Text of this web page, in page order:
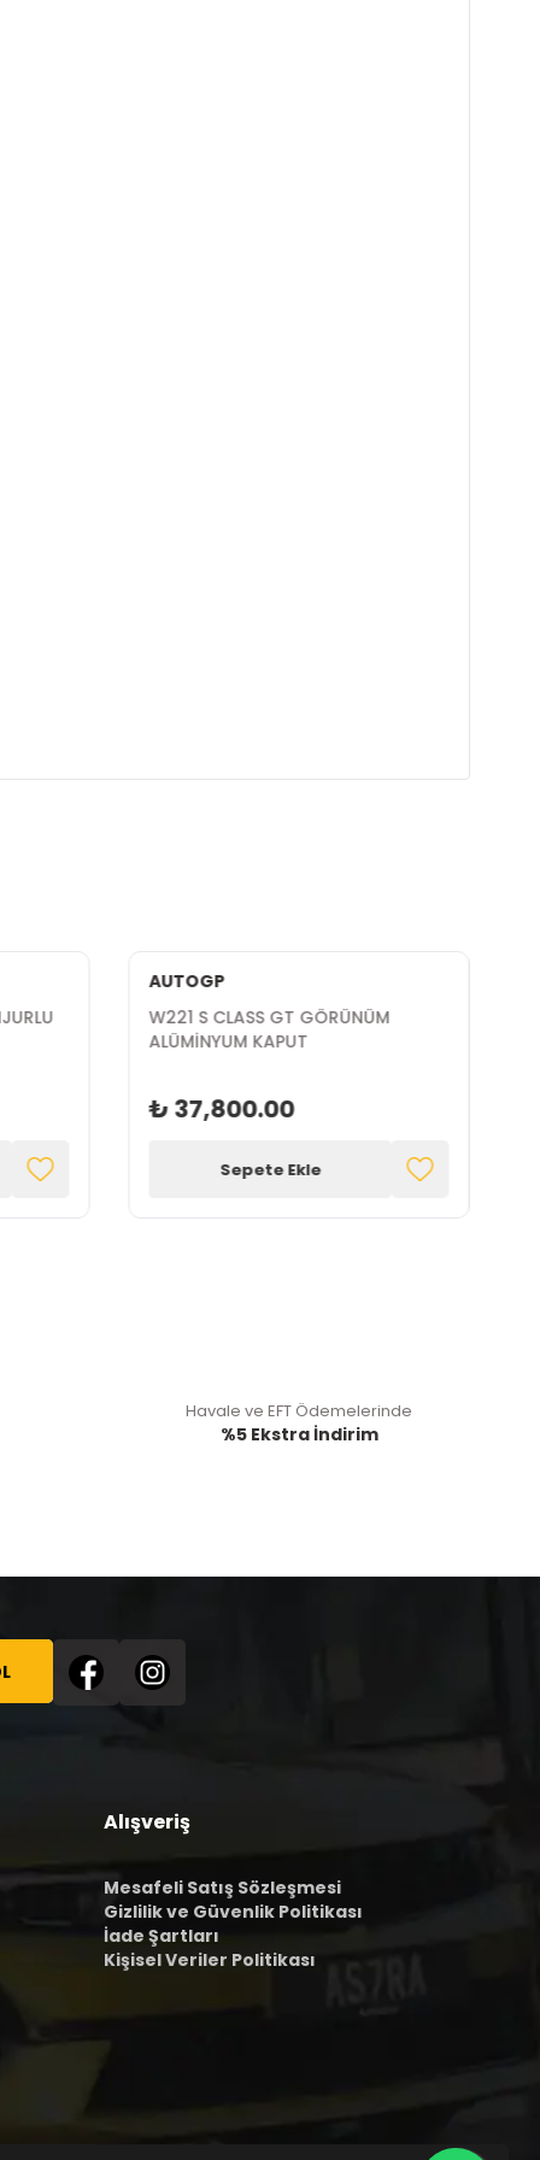
AUTOGP
W221 S CLASS GT GÖRÜNÜM
ALÜMİNYUM KAPUT
₺ 37,800.00
Sepete Ekle
Havale ve EFT Ödemelerinde
%5 Ekstra İndirim
Alışveriş
Mesafeli Satış Sözleşmesi
Gizlilik ve Güvenlik Politikası
İade Şartları
Kişisel Veriler Politikası